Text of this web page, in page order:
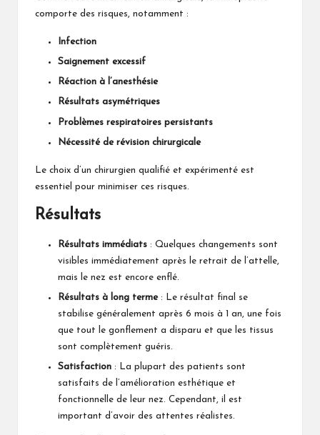
comporte des risques, notamment :
Infection
Saignement excessif
Réaction à l’anesthésie
Résultats asymétriques
Problèmes respiratoires persistants
Nécessité de révision chirurgicale
Le choix d’un chirurgien qualifié et expérimenté est
essentiel pour minimiser ces risques.
Résultats
Résultats immédiats : Quelques changements sont
visibles immédiatement après le retrait de l’attelle,
mais le nez est encore enflé.
Résultats à long terme: Le résultat final se
stabilise généralement après 6 mois à 1 an, une fois
que tout le gonflement a disparu et que les tissus
sont complètement guéris.
Satisfaction : La plupart des patients sont
satisfaits de l’amélioration esthétique et
fonctionnelle de leur nez. Cependant, il est
important d’avoir des attentes réalistes.